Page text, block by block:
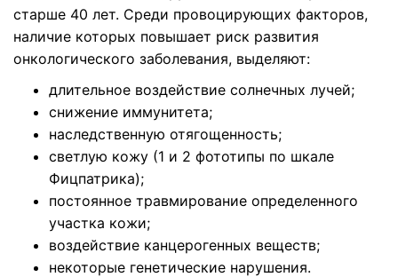
старше 40 лет. Среди провоцирующих факторов,
наличие которых повышает риск развития
онкологического заболевания, выделяют:
длительное воздействие солнечных лучей;
снижение иммунитета;
наследственную отягощенность;
светлую кожу (1 и 2 фототипы по шкале
Фицпатрика);
постоянное травмирование определенного
участка кожи;
воздействие канцерогенных веществ;
некоторые генетические нарушения.